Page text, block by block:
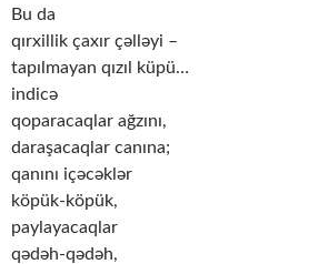
Bu da
qırxillik çaxır çəlləyi –
tapılmayan qızıl küpü…
indicə
qoparacaqlar ağzını,
daraşacaqlar canına;
qanını içəcəklər
köpük-köpük,
paylayacaqlar
qədəh-qədəh,